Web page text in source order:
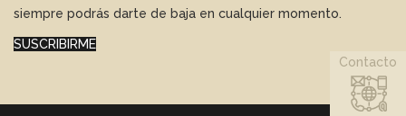
siempre podrás darte de baja en cualquier momento.
SUSCRIBIRME
Contacto